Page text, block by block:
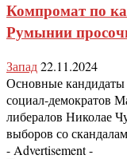
Компромат по
Румынии
Запад22.11.2024
Основные кандидаты
социал-демократов
либералов Николае
выборов со
- Advertisement -